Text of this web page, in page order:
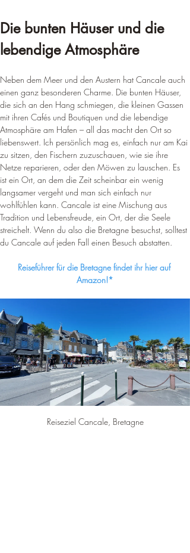
Die bunten Häuser und die
lebendige Atmosphäre
Neben dem Meer und den Austern hat Cancale auch
einen ganz besonderen Charme. Die bunten Häuser,
die sich an den Hang schmiegen, die kleinen Gassen
mit ihren Cafés und Boutiquen und die lebendige
Atmosphäre am Hafen – all das macht den Ort so
liebenswert. Ich persönlich mag es, einfach nur am Kai
zu sitzen, den Fischern zuzuschauen, wie sie ihre
Netze reparieren, oder den Möwen zu lauschen. Es
ist ein Ort, an dem die Zeit scheinbar ein wenig
langsamer vergeht und man sich einfach nur
wohlfühlen kann. Cancale ist eine Mischung aus
Tradition und Lebensfreude, ein Ort, der die Seele
streichelt. Wenn du also die Bretagne besuchst, solltest
du Cancale auf jeden Fall einen Besuch abstatten.
Reiseführer für die Bretagne findet ihr hier auf
Amazon!*
Reiseziel Cancale, Bretagne